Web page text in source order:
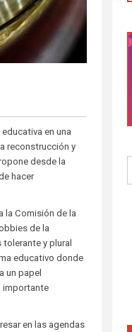
en una
reconstrucción y
desde la
hacer
la Comisión de la
de la
y plural
educativo donde
un papel
importante
en las agendas